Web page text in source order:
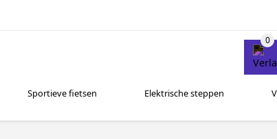
Sportieve fietsen Elektrische steppen